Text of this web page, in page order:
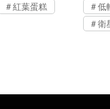
紅葉蛋糕
低
衛